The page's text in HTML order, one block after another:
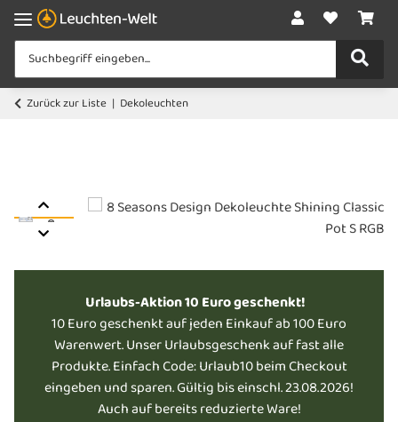
Zurück zur Liste Dekoleuchten
Urlaubs-Aktion 10 Euro geschenkt!
10 Euro geschenkt auf jeden Einkauf ab 100 Euro
Warenwert. Unser Urlaubsgeschenk auf fast alle
Produkte. Einfach Code: Urlaub10 beim Checkout
eingeben und sparen. Gültig bis einschl. 23.08.2026!
Auch auf bereits reduzierte Ware!